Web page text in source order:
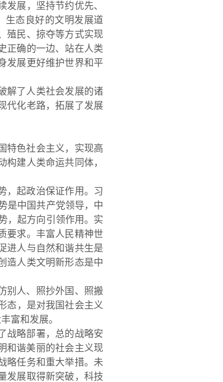
展，坚持节约优先、
生态良好的文明发展道
殖民、掠夺等方式实现
正确的一边、站在人类
发展更好维护世界和平
解了人类社会发展的诸
代化老路，拓展了发展
特色社会主义，实现高
建人类命运共同体，
，起政治保证作用。习
是中国共产党领导，中
，起方向引领作用。实
要求。丰富人民精神世
进人与自然和谐共生是
造人类文明新形态是中
别人、照抄外国、照搬
态，是对我国社会主义
富和发展。
战略部署，总的战略安
和谐美丽的社会主义现
略任务和重大举措。未
发展取得新突破，科技